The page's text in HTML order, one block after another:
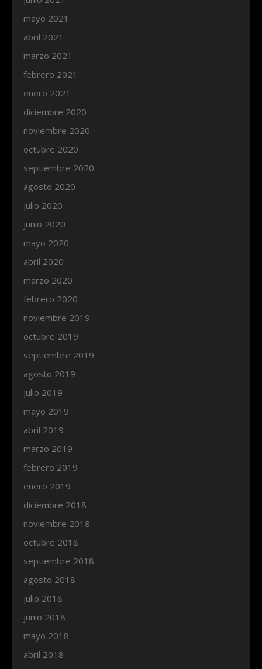
mayo 2021
abril 2021
marzo 2021
febrero 2021
enero 2021
diciembre 2020
noviembre 2020
octubre 2020
septiembre 2020
agosto 2020
julio 2020
junio 2020
mayo 2020
abril 2020
marzo 2020
febrero 2020
noviembre 2019
octubre 2019
septiembre 2019
agosto 2019
julio 2019
mayo 2019
abril 2019
marzo 2019
febrero 2019
enero 2019
diciembre 2018
noviembre 2018
octubre 2018
septiembre 2018
agosto 2018
julio 2018
junio 2018
mayo 2018
abril 2018